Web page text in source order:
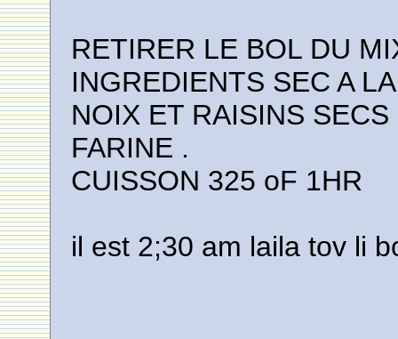
RETIRER LE BOL DU
INGREDIENTS SEC A
NOIX ET RAISINS
FARINE .
CUISSON 325 oF 1HR
il est 2;30 am laila tov li